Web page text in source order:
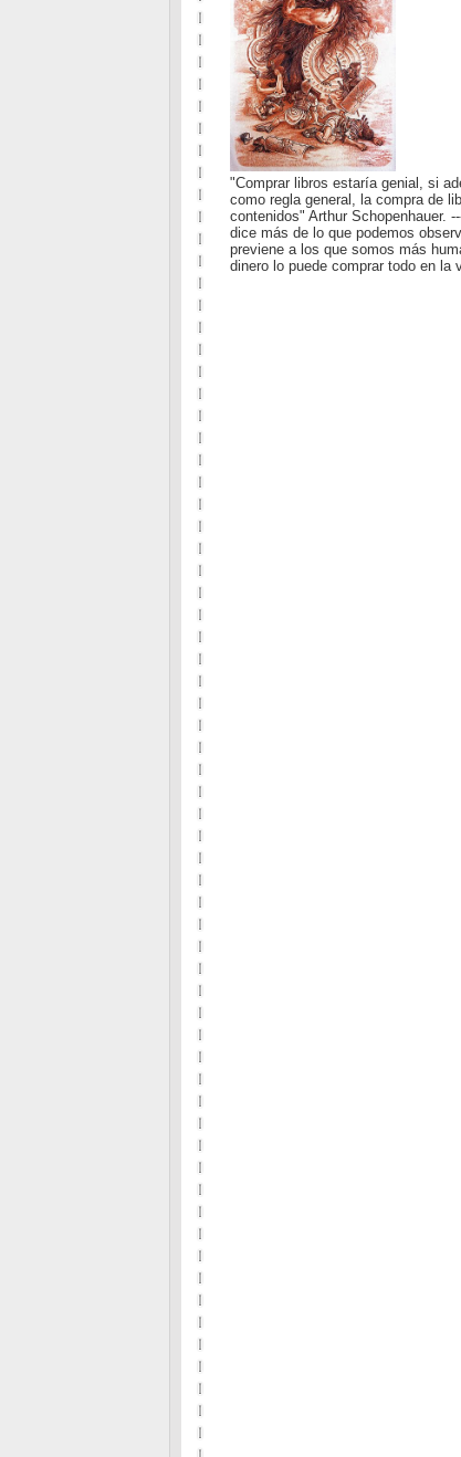
"Comprar libros estaría genial, si
como regla general, la compra de
contenidos" Arthur Schopenhauer.
dice más de lo que podemos
previene a los que somos más
dinero lo puede comprar todo en la